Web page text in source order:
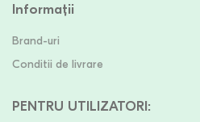
Informații
Brand-uri
Conditii de livrare
PENTRU UTILIZATORI: